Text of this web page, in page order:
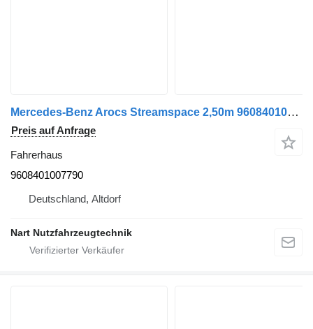
Mercedes-Benz Arocs Streamspace 2,50m 9608401007790 Fahrerhaus für Mercedes-Benz Arocs LKW
Preis auf Anfrage
Fahrerhaus
9608401007790
Deutschland, Altdorf
Nart Nutzfahrzeugtechnik